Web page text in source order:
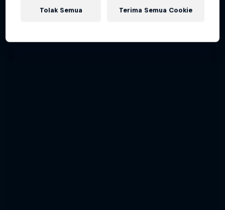
Tolak Semua Terima Semua Cookie